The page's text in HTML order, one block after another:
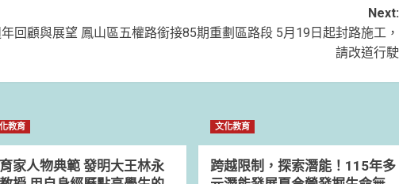
回顧與展望
Next:
鳳山區五權路銜接85期重劃區路段 5月19日起封路施工，
請改道行駛
教育
家人物典範 發明大王林永
文化教育
跨越限制，探索潛能！115年多